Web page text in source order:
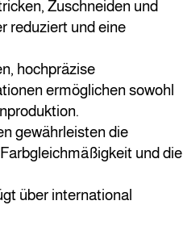
Zuschneiden und
reduziert und eine
hochpräzise
ermöglichen sowohl
gewährleisten die
und die
über international